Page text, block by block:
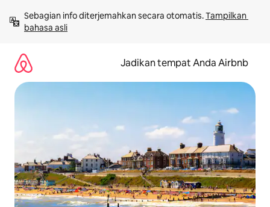
langsung
lihat
Sebagian info diterjemahkan secara otomatis. Tampilkan
bahasa asli
Jadikan tempat Anda Airbnb